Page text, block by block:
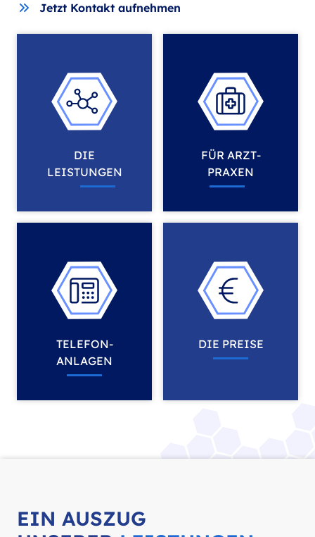
Jetzt Kontakt aufnehmen
DIE
LEISTUNGEN
FÜR ARZT­
PRAXEN
TELEFON­
ANLAGEN
DIE PREISE
EIN AUSZUG